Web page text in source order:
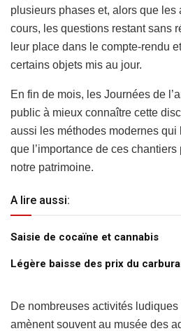
plusieurs phases et, alors que les
cours, les questions restant sans
leur place dans le compte-rendu
certains objets mis au jour.
En fin de mois, les Journées de
public à mieux connaître cette
aussi les méthodes modernes
que l’importance de ces
notre patrimoine.
A lire aussi:
Saisie de cocaïne et cannabis
Légère baisse des prix du
De nombreuses activités
amènent souvent au musée des